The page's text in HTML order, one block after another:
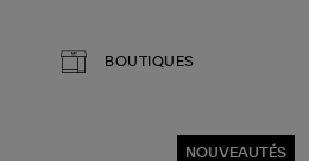
BOUTIQUES
NOUVEAUTÉS